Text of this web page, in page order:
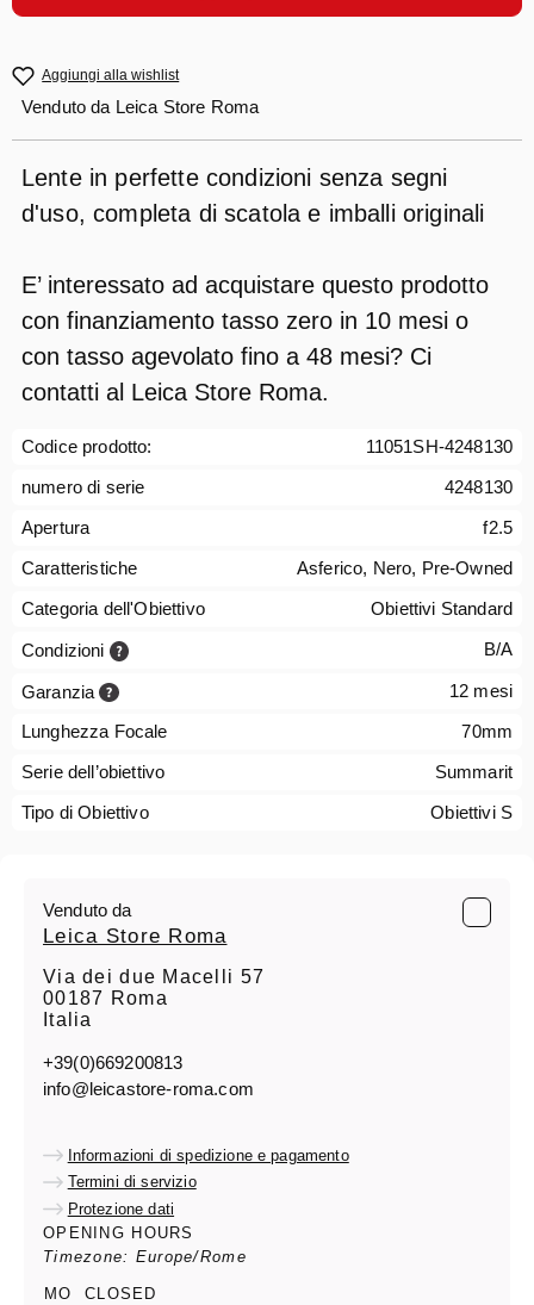
Aggiungi alla wishlist
Venduto da Leica Store Roma
Lente in perfette condizioni senza segni
d'uso, completa di scatola e imballi originali
E’ interessato ad acquistare questo prodotto
con finanziamento tasso zero in 10 mesi o
con tasso agevolato fino a 48 mesi? Ci
contatti al Leica Store Roma.
Codice prodotto:
11051SH-4248130
numero di serie
4248130
Apertura
f2.5
Caratteristiche
Asferico, Nero, Pre-Owned
Categoria dell'Obiettivo
Obiettivi Standard
Condizioni B/A
Garanzia 12 mesi
Lunghezza Focale
70mm
Serie dell’obiettivo
Summarit
Tipo di Obiettivo
Obiettivi S
Venduto da
Leica Store Roma
Via dei due Macelli 57
00187 Roma
Italia
+39(0)669200813
info@leicastore-roma.com
Informazioni di spedizione e pagamento
Termini di servizio
Protezione dati
OPENING HOURS
Timezone: Europe/Rome
MO
CLOSED